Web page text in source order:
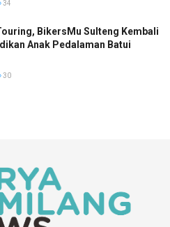
34
BikersMu Sulteng Kembali
Anak Pedalaman Batui
30